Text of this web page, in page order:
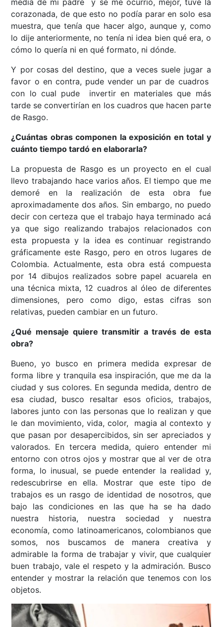
corazonada, de que esto no podía parar en solo esa
muestra, que tenía que hacer algo, aunque y, como
lo dije anteriormente, no tenía ni idea bien qué era, o
cómo lo quería ni en qué formato, ni dónde.
Y por cosas del destino, que a veces suele jugar a
favor o en contra, pude vender un par de cuadros
con lo cual pude invertir en materiales que más
tarde se convertirían en los cuadros que hacen parte
de Rasgo.
¿Cuántas obras componen la exposición en total y
cuánto tiempo tardó en elaborarla?
La propuesta de Rasgo es un proyecto en el cual
llevo trabajando hace varios años. El tiempo que me
demoré en la realización de esta obra fue
aproximadamente dos años. Sin embargo, no puedo
decir con certeza que el trabajo haya terminado acá
ya que sigo realizando trabajos relacionados con
esta propuesta y la idea es continuar registrando
gráficamente este Rasgo, pero en otros lugares de
Colombia. Actualmente, esta obra está compuesta
por 14 dibujos realizados sobre papel acuarela en
una técnica mixta, 12 cuadros al óleo de diferentes
dimensiones, pero como digo, estas cifras son
relativas, pueden cambiar en un futuro.
¿Qué mensaje quiere transmitir a través de esta
obra?
Bueno, yo busco en primera medida expresar de
forma libre y tranquila esa inspiración, que me da la
ciudad y sus colores. En segunda medida, dentro de
esa ciudad, busco resaltar esos oficios, trabajos,
labores junto con las personas que lo realizan y que
le dan movimiento, vida, color, magia al contexto y
que pasan por desapercibidos, sin ser apreciados y
valorados. En tercera medida, quiero entender mi
entorno con otros ojos y mostrar que al ver de otra
forma, lo inusual, se puede entender la realidad y,
redescubrirse en ella. Mostrar que este tipo de
trabajos es un rasgo de identidad de nosotros, que
bajo las condiciones en las que ha se ha dado
nuestra historia, nuestra sociedad y nuestra
economía, como latinoamericanos, colombianos que
somos, nos buscamos de manera creativa y
admirable la forma de trabajar y vivir, que cualquier
buen trabajo, vale el respeto y la admiración. Busco
entender y mostrar la relación que tenemos con los
objetos.